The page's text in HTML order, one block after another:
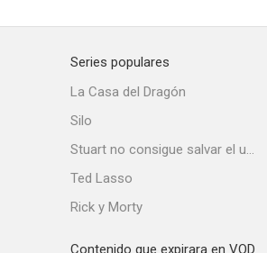
Series populares
La Casa del Dragón
Silo
Stuart no consigue salvar el universo
Ted Lasso
Rick y Morty
Contenido que expirara en VOD